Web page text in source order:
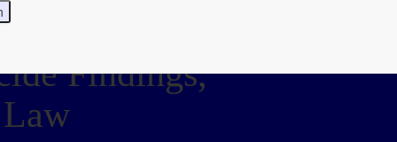
Findings,